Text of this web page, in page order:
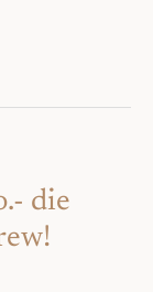
die